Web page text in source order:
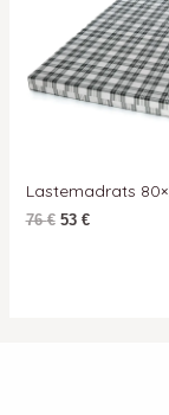
Lastemadrats
76€ 53 €